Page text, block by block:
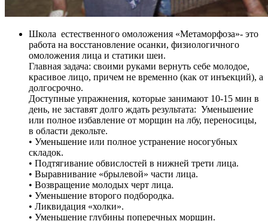
Школа естественного омоложения «Метаморфоза»- это
работа на восстановление осанки, физиологичного
омоложения лица и статики шеи.
Главная задача: своими руками вернуть себе молодое,
красивое лицо, причем не временно (как от инъекций), а
долгосрочно.
Доступные упражнения, которые занимают 10-15 мин в
день, не заставят долго ждать результата: Уменьшение
или полное избавление от морщин на лбу, переносицы,
в области декольте.
• Уменьшение или полное устранение носогубных
складок.
• Подтягивание обвислостей в нижней трети лица.
• Выравнивание «брылевой» части лица.
• Возвращение молодых черт лица.
• Уменьшение второго подбородка.
• Ликвидация «холки».
• Уменьшение глубины поперечных морщин.